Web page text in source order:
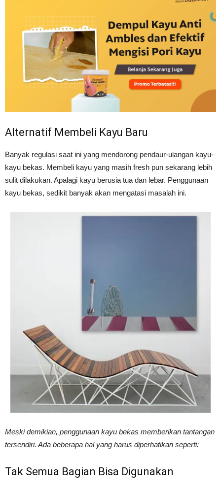
Alternatif Membeli Kayu Baru
Banyak regulasi saat ini yang mendorong pendaur-ulangan kayu-
kayu bekas. Membeli kayu yang masih fresh pun sekarang lebih
sulit dilakukan. Apalagi kayu berusia tua dan lebar. Penggunaan
kayu bekas, sedikit banyak akan mengatasi masalah ini.
Meski demikian, penggunaan kayu bekas memberikan tantangan
tersendiri. Ada beberapa hal yang harus diperhatikan seperti:
Tak Semua Bagian Bisa Digunakan